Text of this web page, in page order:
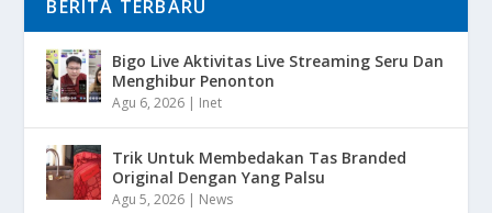
BERITA TERBARU
Bigo Live Aktivitas Live Streaming Seru Dan
Menghibur Penonton
Agu 6, 2026 | Inet
Trik Untuk Membedakan Tas Branded
Original Dengan Yang Palsu
Agu 5, 2026 | News